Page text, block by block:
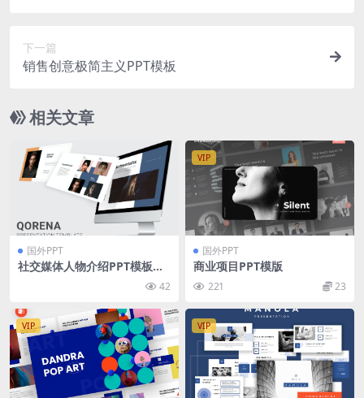
下一篇
销售创意极简主义PPT模板
相关文章
国外PPT
社交媒体人物介绍PPT模板素
材 Qorena – Social Media E42
VIP
国外PPT
商业项目PPT模版
221 23
VIP VIP